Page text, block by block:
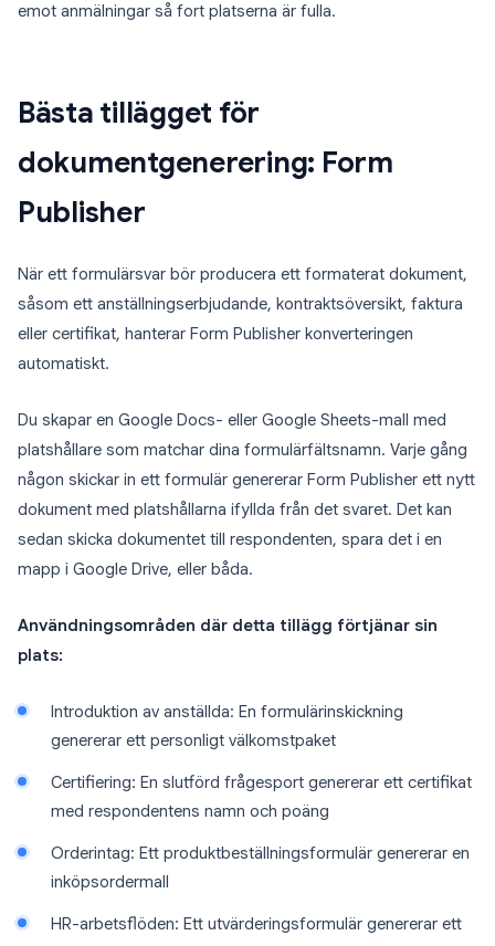
emot anmälningar så fort platserna är fulla.
Bästa tillägget för
dokumentgenerering: Form
Publisher
När ett formulärsvar bör producera ett formaterat dokument,
såsom ett anställningserbjudande, kontraktsöversikt, faktura
eller certifikat, hanterar Form Publisher konverteringen
automatiskt.
Du skapar en Google Docs- eller Google Sheets-mall med
platshållare som matchar dina formulärfältsnamn. Varje gång
någon skickar in ett formulär genererar Form Publisher ett nytt
dokument med platshållarna ifyllda från det svaret. Det kan
sedan skicka dokumentet till respondenten, spara det i en
mapp i Google Drive, eller båda.
Användningsområden där detta tillägg förtjänar sin
plats:
Introduktion av anställda: En formulärinskickning
genererar ett personligt välkomstpaket
Certifiering: En slutförd frågesport genererar ett certifikat
med respondentens namn och poäng
Orderintag: Ett produktbeställningsformulär genererar en
inköpsordermall
HR-arbetsflöden: Ett utvärderingsformulär genererar ett